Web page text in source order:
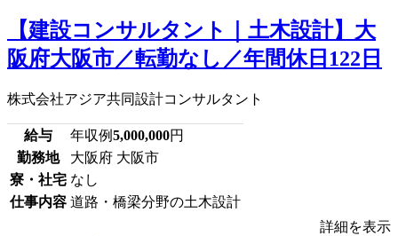
【建設コンサルタント｜土木設計】大
阪府大阪市／転勤なし／年間休日122日
株式会社アジア共同設計コンサルタント
給与 年収例5,000,000円
勤務地
大阪府 大阪市
寮・社宅 なし
仕事内容 道路・橋梁分野の土木設計
詳細を表示